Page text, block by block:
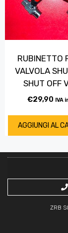
RUBINETTO
VALVOLA
SHUT OFF
€29,90 IVA
AGGIUNGI AL
ZRB